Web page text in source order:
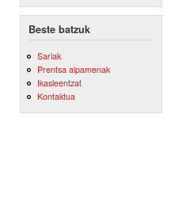
Beste batzuk
Sariak
Prentsa aipamenak
Ikasleentzat
Kontaktua